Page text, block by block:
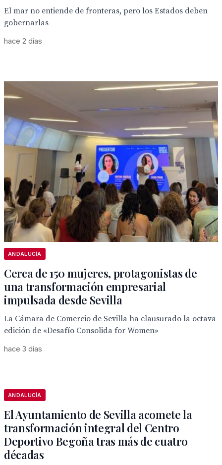
El mar no entiende de fronteras, pero los Estados deben
gobernarlas
hace 2 días
ANDALUCÍA
Cerca de 150 mujeres, protagonistas de
una transformación empresarial
impulsada desde Sevilla
La Cámara de Comercio de Sevilla ha clausurado la octava
edición de «Desafío Consolida for Women»
hace 3 días
ANDALUCÍA
El Ayuntamiento de Sevilla acomete la
transformación integral del Centro
Deportivo Begoña tras más de cuatro
décadas